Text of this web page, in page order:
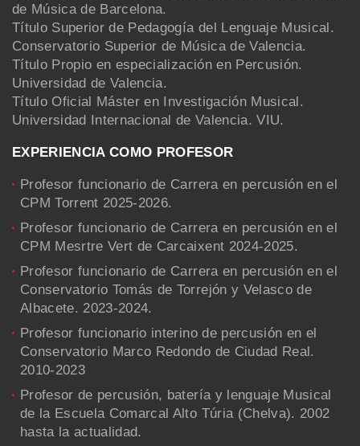
de Música de Barcelona.
Título Superior de Pedagogía del Lenguaje Musical.
Conservatorio Superior de Música de Valencia.
Título Propio en especialización en Percusión.
Universidad de Valencia.
Título Oficial Máster en Investigación Musical.
Universidad Internacional de Valencia. VIU.
EXPERIENCIA COMO PROFESOR
Profesor funcionario de Carrera en percusión en el
CPM Torrent 2025-2026.
Profesor funcionario de Carrera en percusión en el
CPM Mesrtre Vert de Carcaixent 2024-2025.
Profesor funcionario de Carrera en percusión en el
Conservatorio Tomás de Torrejón y Velasco de
Albacete. 2023-2024.
Profesor funcionario interino de percusión en el
Conservatorio Marco Redondo de Ciudad Real.
2010-2023
Profesor de percusión, batería y lenguaje Musical
de la Escuela Comarcal Alto Túria (Chelva). 2002
hasta la actualidad.